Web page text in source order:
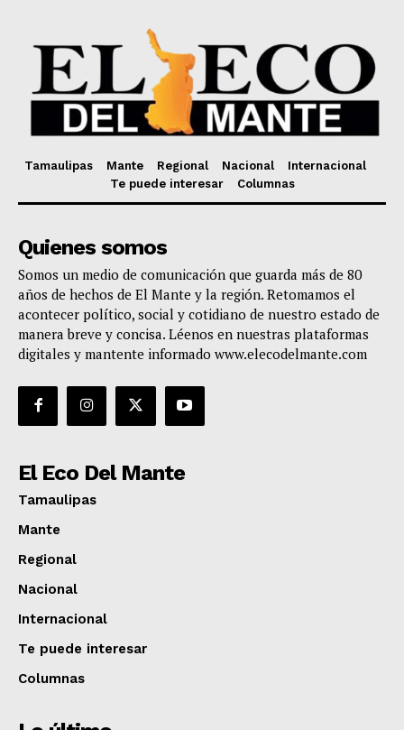
Tamaulipas Mante Regional Nacional
Internacional
Te puede interesar
Columnas
Quienes somos
Somos un medio de comunicación que guarda más de 80
años de hechos de El Mante y la región. Retomamos el
acontecer político, social y cotidiano de nuestro estado de
manera breve y concisa. Léenos en nuestras plataformas
digitales y mantente informado www.elecodelmante.com
El Eco Del Mante
Tamaulipas
Mante
Regional
Nacional
Internacional
Te puede interesar
Columnas